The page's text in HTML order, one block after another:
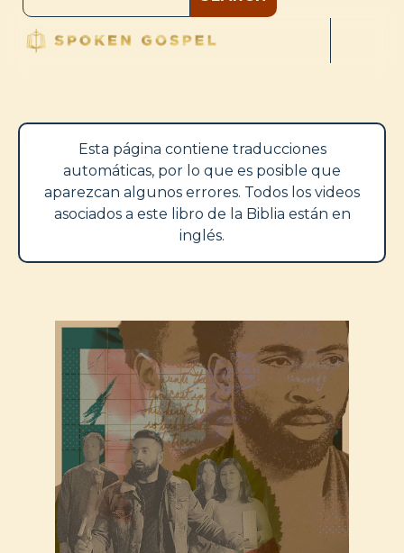
Esta página contiene traducciones
automáticas, por lo que es posible que
aparezcan algunos errores. Todos los videos
asociados a este libro de la Biblia están en
inglés.